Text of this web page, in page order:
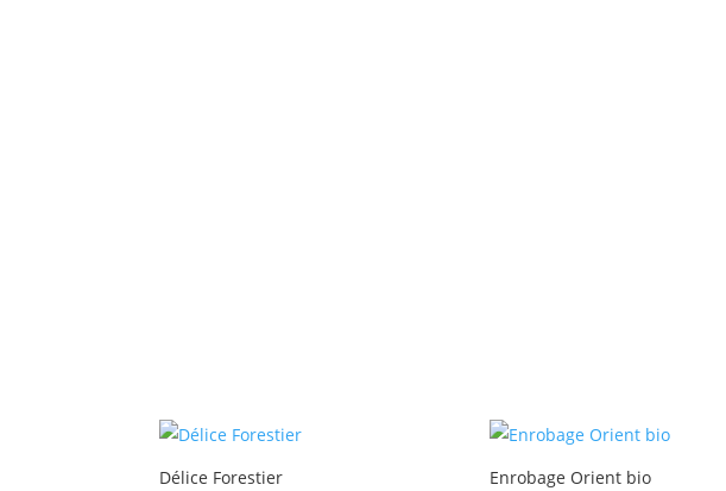
Délice Forestier
Enrobage Orient bio